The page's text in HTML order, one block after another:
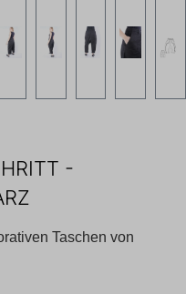
-
Taschen von